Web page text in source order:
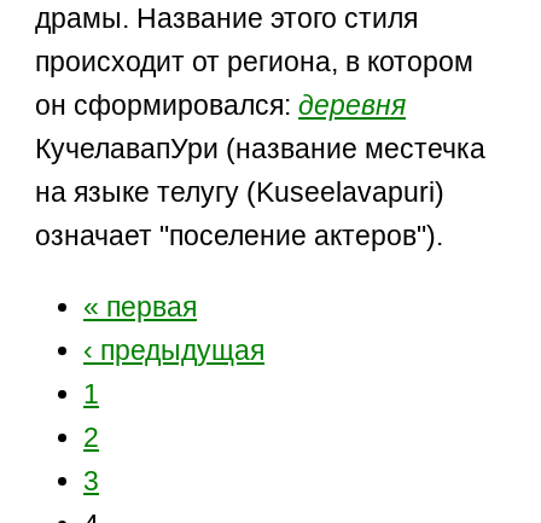
драмы. Название этого стиля
происходит от региона, в котором
он сформировался:деревня
КучелавапУри (название местечка
на языке телугу (Kuseelavapuri)
означает "поселение актеров").
« первая
‹ предыдущая
1
2
3